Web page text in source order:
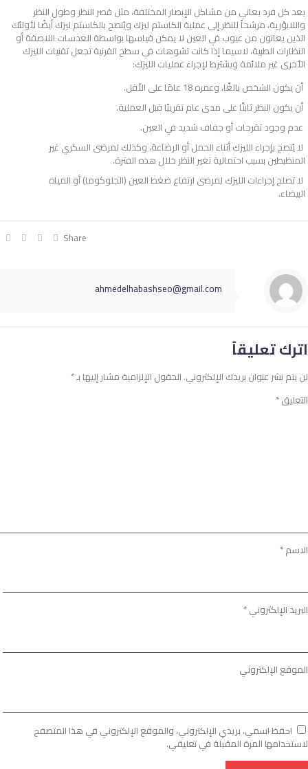
يعد كل فرد يعاني من مشاكل الإبصار المختلفة، مثل قصر النظر وطول النظر
واللابؤرية، مرشحاً للنظر إلى عملية الكاستم ليزك ويُنصح بالكاستم ليزك أيضًا لأولئك
الذين يعانون من عيوب في العين لا يمكن قياسها بواسطة العدسات اللاصقة أو
النظارات الطبية، لاسيما إذا كانت تشوهات في سطح القرنية تجعل تقنيات الليزك
الأخرى غير ملائمة ويشترط لإجراء عمليات الليزك:
أن يكون الشخص بالغًا، وعمره 18 عامًا على الأقل.
أن يكون النظر ثابتًا على مدى عام تقريبًا قبل العملية.
عدم وجود تقرحات أو جفاف شديد في العين.
لا يُنصح بإجراء الليزك أثناء الحمل أو الرضاعة، وكذلك لمرضى السكري غير
المنظبطين بسبب احتمالية تغير النظر خلال هذه الفترة.
لا تصلح إجراءات الليزك لمرضى ارتفاع ضغط العين (الجلوكوما) أو المياه
البيضاء.
Share
ahmedelhabashseo@gmail.com
اترك تعليقاً
لن يتم نشر عنوان بريدك الإلكتروني. الحقول الإلزامية مشار إليها بـ*
التعليق*
الاسم*
البريد الإلكتروني*
الموقع الإلكتروني
احفظ اسمي، بريدي الإلكتروني، والموقع الإلكتروني في هذا المتصفح
لاستخدامها المرة المقبلة في تعليقي.